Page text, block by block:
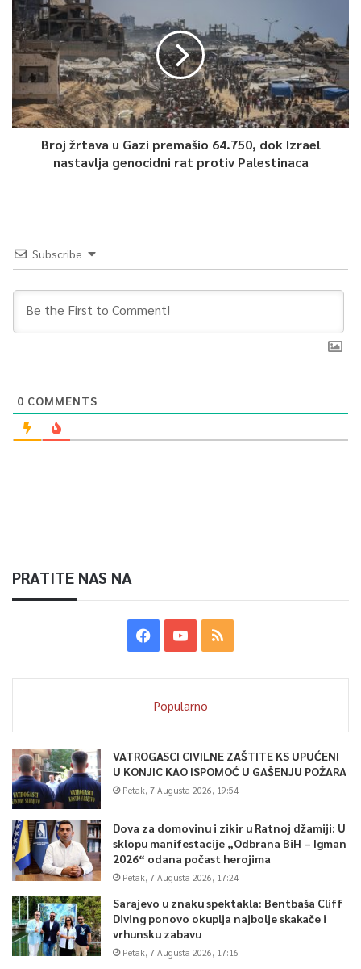
Broj žrtava u Gazi premašio 64.750, dok Izrael
nastavlja genocidni rat protiv Palestinaca
Subscribe
0 COMMENTS
PRATITE NAS NA
Popularno
VATROGASCI CIVILNE ZAŠTITE KS UPUĆENI
U KONJIC KAO ISPOMOĆ U GAŠENJU POŽARA
Petak, 7 Augusta 2026, 19:54
Dova za domovinu i zikir u Ratnoj džamiji: U
sklopu manifestacije „Odbrana BiH – Igman
2026“ odana počast herojima
Petak, 7 Augusta 2026, 17:24
Sarajevo u znaku spektakla: Bentbaša Cliff
Diving ponovo okuplja najbolje skakače i
vrhunsku zabavu
Petak, 7 Augusta 2026, 17:16